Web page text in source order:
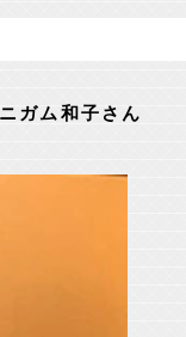
ガム和子さん